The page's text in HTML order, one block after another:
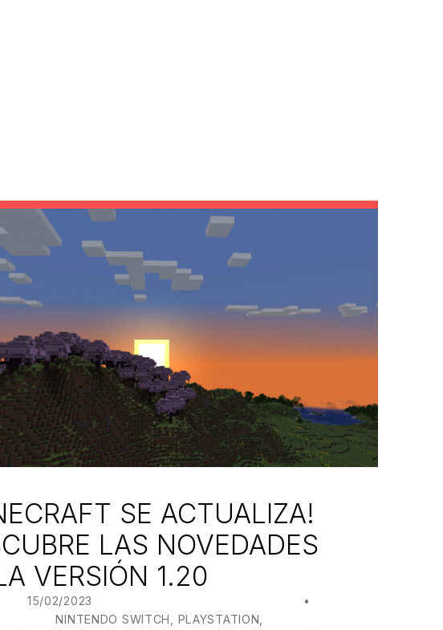
SE ACTUALIZA!
LAS NOVEDADES
VERSIÓN 1.20
15/02/2023
NINTENDO SWITCH PLAYSTATION